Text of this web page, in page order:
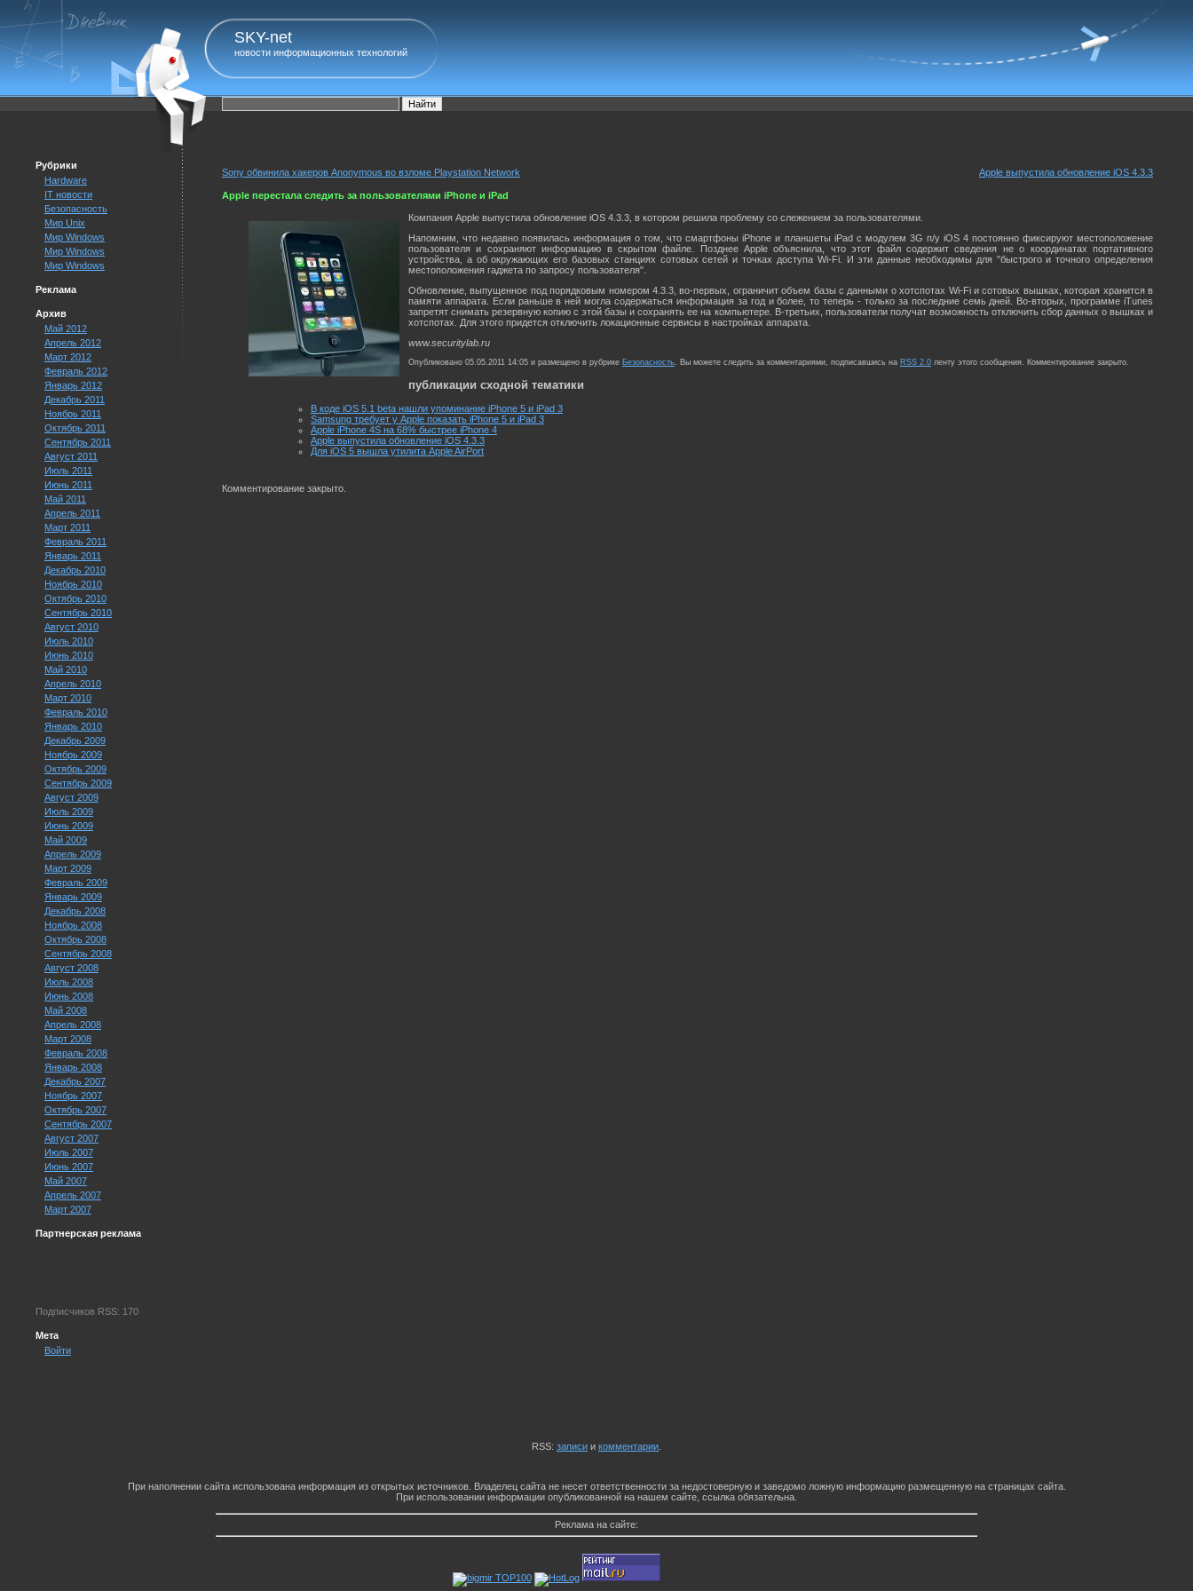
SKY-net
новости информационных технологий
Рубрики
Hardware
IT новости
Безопасность
Мир Unix
Мир Windows
Мир Windows
Мир Windows
Реклама
Архив
Май 2012
Апрель 2012
Март 2012
Февраль 2012
Январь 2012
Декабрь 2011
Ноябрь 2011
Октябрь 2011
Сентябрь 2011
Август 2011
Июль 2011
Июнь 2011
Май 2011
Апрель 2011
Март 2011
Февраль 2011
Январь 2011
Декабрь 2010
Ноябрь 2010
Октябрь 2010
Сентябрь 2010
Август 2010
Июль 2010
Июнь 2010
Май 2010
Апрель 2010
Март 2010
Февраль 2010
Январь 2010
Декабрь 2009
Ноябрь 2009
Октябрь 2009
Сентябрь 2009
Август 2009
Июль 2009
Июнь 2009
Май 2009
Апрель 2009
Март 2009
Февраль 2009
Январь 2009
Декабрь 2008
Ноябрь 2008
Октябрь 2008
Сентябрь 2008
Август 2008
Июль 2008
Июнь 2008
Май 2008
Апрель 2008
Март 2008
Февраль 2008
Январь 2008
Декабрь 2007
Ноябрь 2007
Октябрь 2007
Сентябрь 2007
Август 2007
Июль 2007
Июнь 2007
Май 2007
Апрель 2007
Март 2007
Партнерская реклама
Подписчиков RSS: 170
Мета
Войти
Sony обвинила хакеров Anonymous во взломе Playstation Network Apple выпустила обновление iOS 4.3.3
Apple перестала следить за пользователями iPhone и iPad
Компания Apple выпустила обновление iOS 4.3.3, в котором решила проблему со слежением за пользователями.
Напомним, что недавно появилась информация о том, что смартфоны iPhone и планшеты iPad с модулем 3G п/у iOS 4 постоянно фиксируют местоположение
пользователя и сохраняют информацию в скрытом файле. Позднее Apple объяснила, что этот файл содержит сведения не о координатах портативного
устройства, а об окружающих его базовых станциях сотовых сетей и точках доступа Wi-Fi. И эти данные необходимы для "быстрого и точного определения
местоположения гаджета по запросу пользователя".
Обновление, выпущенное под порядковым номером 4.3.3, во-первых, ограничит объем базы с данными о хотспотах Wi-Fi и сотовых вышках, которая хранится в
памяти аппарата. Если раньше в ней могла содержаться информация за год и более, то теперь - только за последние семь дней. Во-вторых, программе iTunes
запретят снимать резервную копию с этой базы и сохранять ее на компьютере. В-третьих, пользователи получат возможность отключить сбор данных о вышках и
хотспотах. Для этого придется отключить локационные сервисы в настройках аппарата.
www.securitylab.ru
Опубликовано 05.05.2011 14:05 и размещено в рубрике Безопасность. Вы можете следить за комментариями, подписавшись на RSS 2.0 ленту этого сообщения. Комментирование закрыто.
публикации сходной тематики
В коде iOS 5.1 beta нашли упоминание iPhone 5 и iPad 3
Samsung требует у Apple показать iPhone 5 и iPad 3
Apple iPhone 4S на 68% быстрее iPhone 4
Apple выпустила обновление iOS 4.3.3
Для iOS 5 вышла утилита Apple AirPort
Комментирование закрыто.
RSS: записи и комментарии
При наполнении сайта использована информация из открытых источников. Владелец сайта не несет ответственности за недостоверную и заведомо ложную информацию размещенную на страницах сайта.
При использовании информации опубликованной на нашем сайте, ссылка обязательна.
Реклама на сайте: